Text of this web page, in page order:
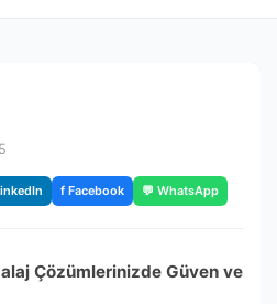
f Facebook 💬 WhatsApp
Çözümlerinizde Güven ve